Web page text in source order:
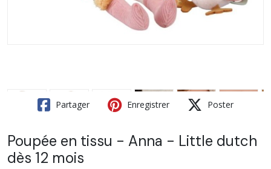
Partager Enregistrer Poster
Poupée en tissu - Anna - Little dutch
dès 12 mois